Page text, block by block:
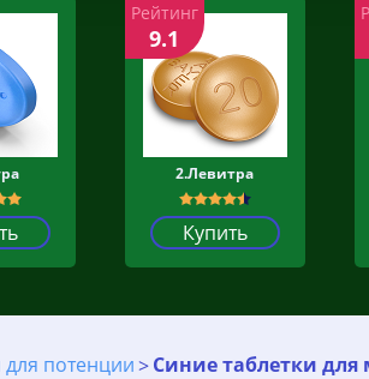
2.Левитра
Купить
Рейтинг
9.1
потенции Синие таблетки